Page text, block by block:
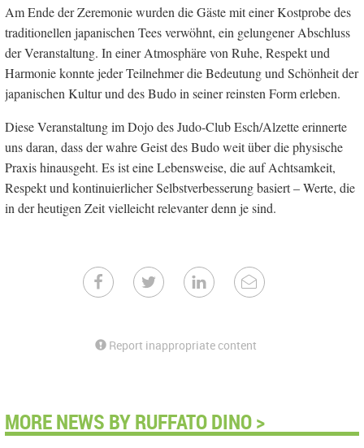
Am Ende der Zeremonie wurden die Gäste mit einer Kostprobe des
traditionellen japanischen Tees verwöhnt, ein gelungener Abschluss
der Veranstaltung. In einer Atmosphäre von Ruhe, Respekt und
Harmonie konnte jeder Teilnehmer die Bedeutung und Schönheit der
japanischen Kultur und des Budo in seiner reinsten Form erleben.
Diese Veranstaltung im Dojo des Judo-Club Esch/Alzette erinnerte
uns daran, dass der wahre Geist des Budo weit über die physische
Praxis hinausgeht. Es ist eine Lebensweise, die auf Achtsamkeit,
Respekt und kontinuierlicher Selbstverbesserung basiert – Werte, die
in der heutigen Zeit vielleicht relevanter denn je sind.
Report inappropriate content
MORE NEWS BY RUFFATO DINO >